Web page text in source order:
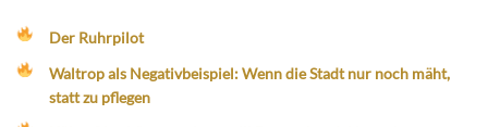
Der Ruhrpilot
Waltrop als Negativbeispiel: Wenn die Stadt nur noch mäht,
statt zu pflegen